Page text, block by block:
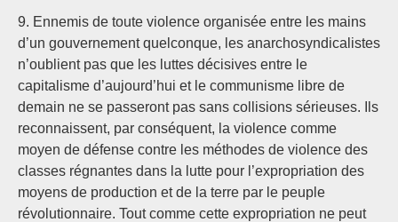
9. Ennemis de toute violence organisée entre les mains
d’un gouvernement quelconque, les anarchosyndicalistes
n’oublient pas que les luttes décisives entre le
capitalisme d’aujourd’hui et le communisme libre de
demain ne se passeront pas sans collisions sérieuses. Ils
reconnaissent, par conséquent, la violence comme
moyen de défense contre les méthodes de violence des
classes régnantes dans la lutte pour l’expropriation des
moyens de production et de la terre par le peuple
révolutionnaire. Tout comme cette expropriation ne peut